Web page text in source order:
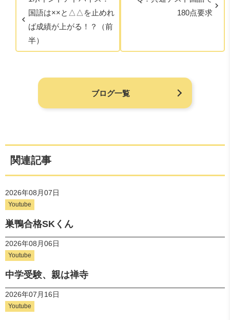
国語は××と△△を止めれ
ば成績が上がる！？（前
半）
180点要求
ブログ一覧
関連記事
2026年08月07日
Youtube
巣鴨合格SKくん
2026年08月06日
Youtube
中学受験、親は禅寺
2026年07月16日
Youtube